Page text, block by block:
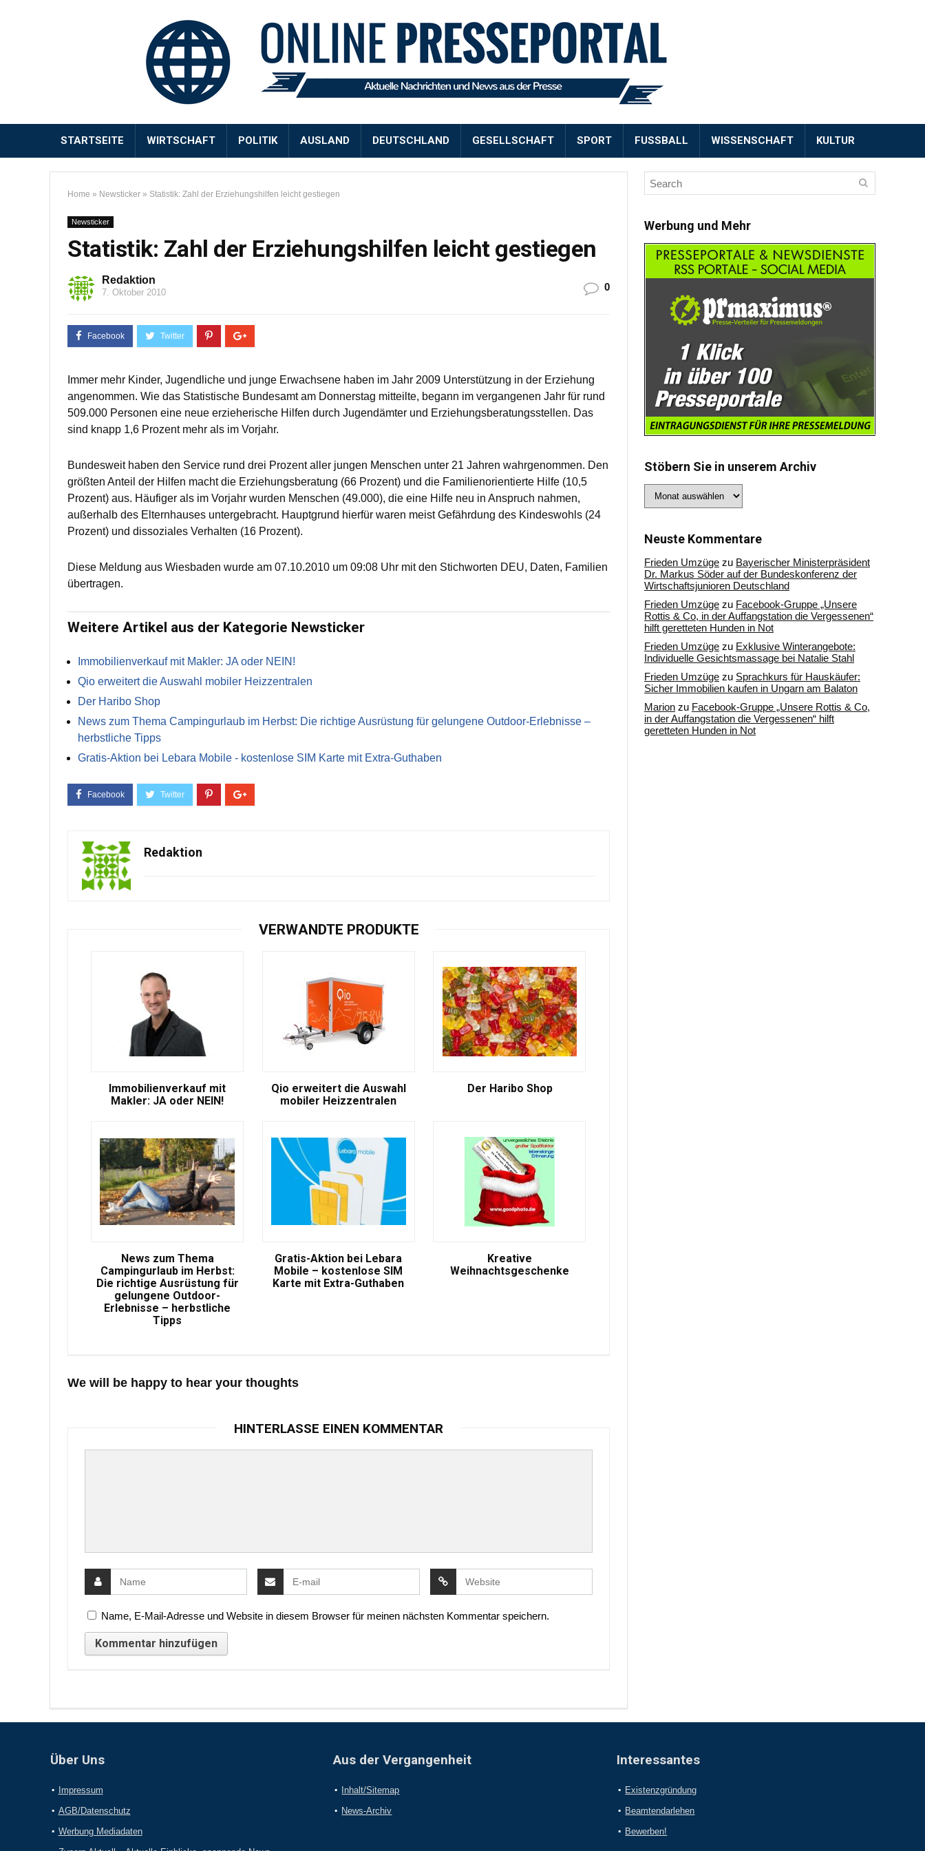
STARTSEITE WIRTSCHAFT POLITIK AUSLAND DEUTSCHLAND GESELLSCHAFT SPORT FUSSBALL WISSENSCHAFT KULTUR
Home » Newsticker » Statistik: Zahl der Erziehungshilfen leicht gestiegen
Newsticker
Statistik: Zahl der Erziehungshilfen leicht gestiegen
Redaktion
7. Oktober 2010 0
Immer mehr Kinder, Jugendliche und junge Erwachsene haben im Jahr 2009 Unterstützung in der Erziehung
angenommen. Wie das Statistische Bundesamt am Donnerstag mitteilte, begann im vergangenen Jahr für rund
509.000 Personen eine neue erzieherische Hilfen durch Jugendämter und Erziehungsberatungsstellen. Das
sind knapp 1,6 Prozent mehr als im Vorjahr.
Bundesweit haben den Service rund drei Prozent aller jungen Menschen unter 21 Jahren wahrgenommen. Den
größten Anteil der Hilfen macht die Erziehungsberatung (66 Prozent) und die Familienorientierte Hilfe (10,5
Prozent) aus. Häufiger als im Vorjahr wurden Menschen (49.000), die eine Hilfe neu in Anspruch nahmen,
außerhalb des Elternhauses untergebracht. Hauptgrund hierfür waren meist Gefährdung des Kindeswohls (24
Prozent) und dissoziales Verhalten (16 Prozent).
Diese Meldung aus Wiesbaden wurde am 07.10.2010 um 09:08 Uhr mit den Stichworten DEU, Daten, Familien
übertragen.
Weitere Artikel aus der Kategorie Newsticker
Immobilienverkauf mit Makler: JA oder NEIN!
Qio erweitert die Auswahl mobiler Heizzentralen
Der Haribo Shop
News zum Thema Campingurlaub im Herbst: Die richtige Ausrüstung für gelungene Outdoor-Erlebnisse –
herbstliche Tipps
Gratis-Aktion bei Lebara Mobile - kostenlose SIM Karte mit Extra-Guthaben
Redaktion
VERWANDTE PRODUKTE
Immobilienverkauf mit
Makler: JA oder NEIN!
Qio erweitert die Auswahl
mobiler Heizzentralen
Der Haribo Shop
News zum Thema
Campingurlaub im Herbst:
Die richtige Ausrüstung für
gelungene Outdoor-
Erlebnisse – herbstliche
Tipps
Gratis-Aktion bei Lebara
Mobile – kostenlose SIM
Karte mit Extra-Guthaben
Kreative
Weihnachtsgeschenke
We will be happy to hear your thoughts
HINTERLASSE EINEN KOMMENTAR
Name, E-Mail-Adresse und Website in diesem Browser für meinen nächsten Kommentar speichern.
Werbung und Mehr
Stöbern Sie in unserem Archiv
Sie
Archiv
Neuste Kommentare
Frieden Umzüge zu Bayerischer Ministerpräsident
Dr. Markus Söder auf der Bundeskonferenz der
Wirtschaftsjunioren Deutschland
Frieden Umzüge zu Facebook-Gruppe „Unsere
Rottis & Co, in der Auffangstation die Vergessenen“
hilft geretteten Hunden in Not
Frieden Umzüge zu Exklusive Winterangebote:
Individuelle Gesichtsmassage bei Natalie Stahl
Frieden Umzüge zu Sprachkurs für Hauskäufer:
Sicher Immobilien kaufen in Ungarn am Balaton
Marion zu Facebook-Gruppe „Unsere Rottis & Co,
in der Auffangstation die Vergessenen“ hilft
geretteten Hunden in Not
Über Uns
Impressum
AGB/Datenschutz
Werbung Mediadaten
Aus der Vergangenheit
Inhalt/Sitemap
News-Archiv
Interessantes
Existenzgründung
Beamtendarlehen
Bewerben!